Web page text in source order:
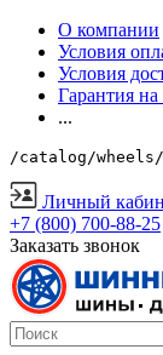
О компании
Условия
Условия
Гарантия на
...
/catalog/
Личный
+7 (800) 700-88-25
Заказать звонок